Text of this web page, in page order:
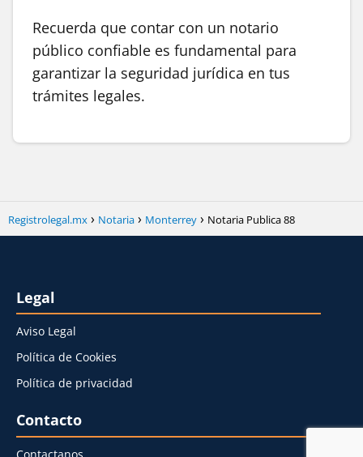
Recuerda que contar con un notario
público confiable es fundamental para
garantizar la seguridad jurídica en tus
trámites legales.
Registrolegal.mx Notaria Monterrey Notaria Publica 88
Legal
Aviso Legal
Política de Cookies
Política de privacidad
Contacto
Contactanos